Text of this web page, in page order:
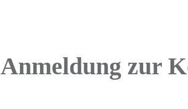
Anmeldung zur